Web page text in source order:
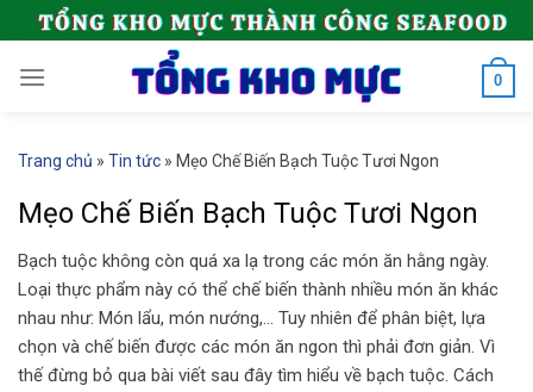
to
content
0
Trang chủ » Tin tức » Mẹo Chế Biến Bạch Tuộc Tươi Ngon
Mẹo Chế Biến Bạch Tuộc Tươi Ngon
Bạch tuộc không còn quá xa lạ trong các món ăn hằng ngày.
Loại thực phẩm này có thể chế biến thành nhiều món ăn khác
nhau như: Món lẩu, món nướng,… Tuy nhiên để phân biệt, lựa
chọn và chế biến được các món ăn ngon thì phải đơn giản. Vì
thế đừng bỏ qua bài viết sau đây tìm hiểu về bạch tuộc. Cách